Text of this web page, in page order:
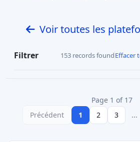
Voir toutes les
Filtrer 153 records foundEffacer
Page 1 of 17
Précédent
1 2 3 ...